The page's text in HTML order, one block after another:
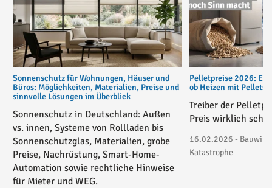
Sonnenschutz für Wohnungen, Häuser und
Büros: Möglichkeiten, Materialien, Preise und
sinnvolle Lösungen im Überblick
Sonnenschutz in Deutschland: Außen
vs. innen, Systeme von Rollladen bis
Sonnenschutzglas, Materialien, grobe
Preise, Nachrüstung, Smart-Home-
Automation sowie rechtliche Hinweise
für Mieter und WEG.
Pelletpreise 2026:
ob Heizen mit Pellets
Treiber der
Preis wirklich
16.02.2026 -
Katastrophe